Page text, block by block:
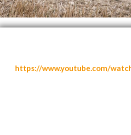
https://www.youtube.com/